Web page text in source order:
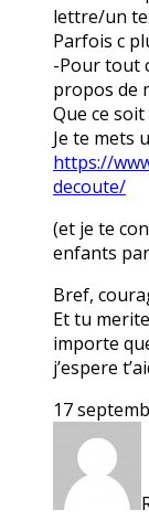
lettre/un
Parfois c
-Pour tout
propos de
Que ce
Je te mets
https://
decoute/
(et je te
enfants
Bref,
Et tu
importe
j’espere
17